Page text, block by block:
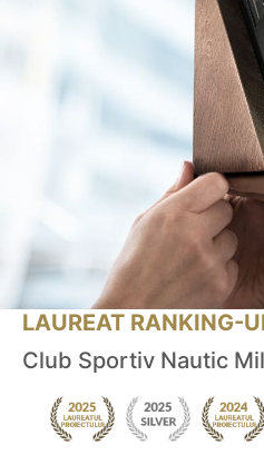
LAUREAT RANKING-
Club Sportiv Nautic